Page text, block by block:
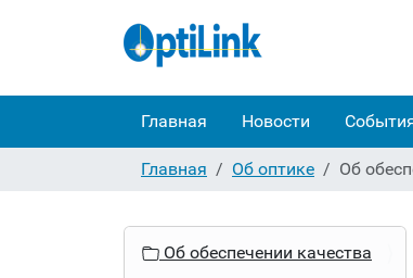
Главная Новости
Главная
Об оптике Об
Об обеспечении качества